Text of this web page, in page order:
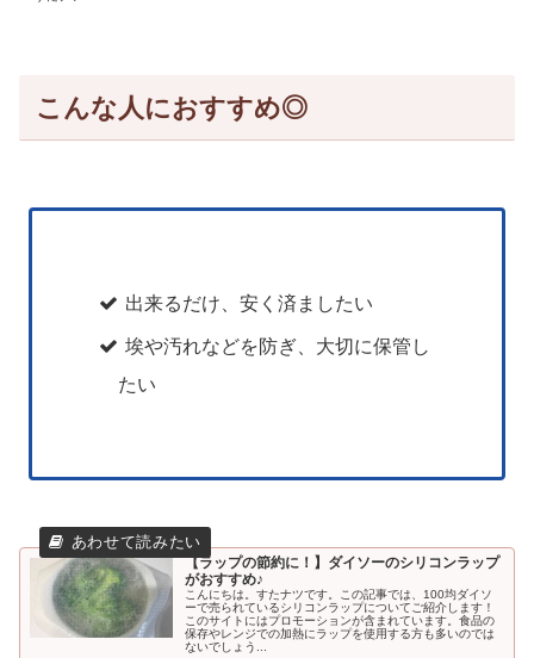
こんな人におすすめ◎
出来るだけ、安く済ましたい
埃や汚れなどを防ぎ、大切に保管し
たい
【ラップの節約に！】ダイソーのシリコンラップ
がおすすめ♪
こんにちは。すたナツです。この記事では、100均ダイソ
ーで売られているシリコンラップについてご紹介します！
このサイトにはプロモーションが含まれています。食品の
保存やレンジでの加熱にラップを使用する方も多いのでは
ないでしょう...